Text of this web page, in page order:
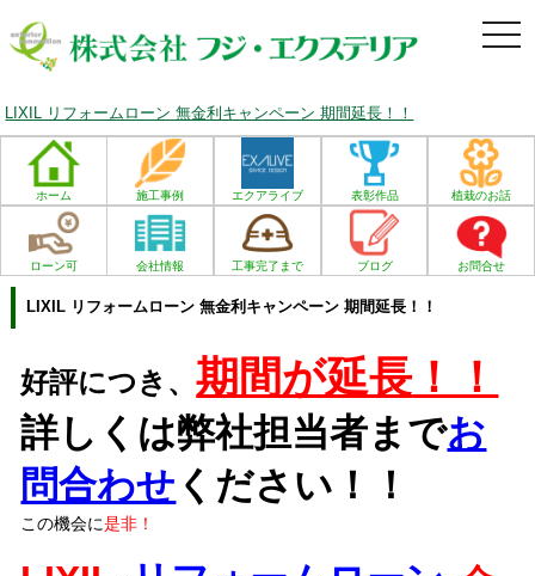
LIXIL リフォームローン 無金利キャンペーン 期間延長！！
ホーム 施工事例 エクアライブ 表彰作品 植栽のお話
ローン可 会社情報 工事完了まで ブログ お問合せ
LIXIL リフォームローン 無金利キャンペーン 期間延長！！
好評につき、期間が延長！！
詳しくは弊社担当者までお
問合わせ ください！！
この機会に是非！